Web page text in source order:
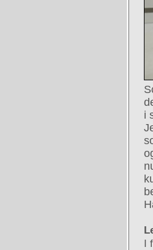
i
I